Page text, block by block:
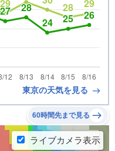
東京の天気を見る
60時間先まで見る